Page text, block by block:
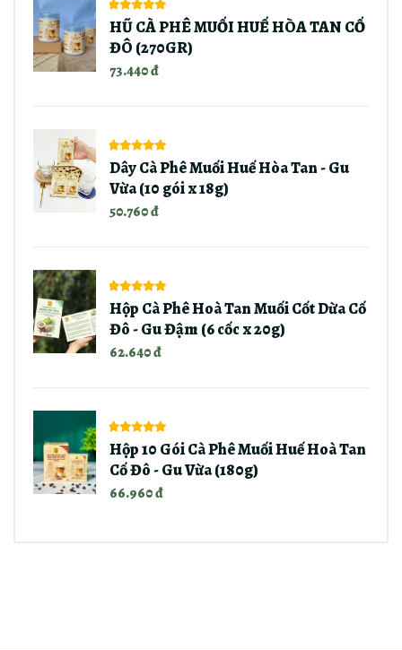
HŨ CÀ PHÊ MUỐI HUẾ HÒA TAN CỐ
ĐÔ (270GR)
73.440 đ
Dây Cà Phê Muối Huế Hòa Tan - Gu
Vừa (10 gói x 18g)
50.760 đ
Hộp Cà Phê Hoà Tan Muối Cốt Dừa Cố
Đô - Gu Đậm (6 cốc x 20g)
62.640 đ
Hộp 10 Gói Cà Phê Muối Huế Hoà Tan
Cố Đô - Gu Vừa (180g)
66.960 đ